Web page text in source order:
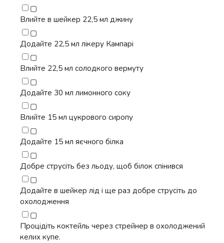
▢
Влийте в шейкер 22,5 мл джину
▢
Додайте 22,5 мл лікеру Кампарі
▢
Влийте 22,5 мл солодкого вермуту
▢
Додайте 30 мл лимонного соку
▢
Влийте 15 мл цукрового сиропу
▢
Додайте 15 мл яєчного білка
▢
Добре струсіть без льоду, щоб білок спінився
▢
Додайте в шейкер лід і ще раз добре струсіть до
охолодження
▢
Процідіть коктейль через стрейнер в охолоджений
келих купе.